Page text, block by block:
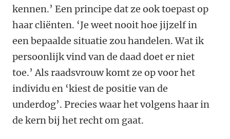
kennen.’ Een principe dat ze ook toepast op
haar cliënten. ‘Je weet nooit hoe jijzelf in
een bepaalde situatie zou handelen. Wat ik
persoonlijk vind van de daad doet er niet
toe.’ Als raadsvrouw komt ze op voor het
individu en ‘kiest de positie van de
underdog’. Precies waar het volgens haar in
de kern bij het recht om gaat.